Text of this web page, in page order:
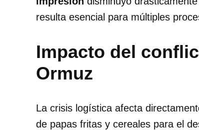
resulta esencial para múltiples
Impacto del
Ormuz
La crisis logística afecta
de papas fritas y cereales para el